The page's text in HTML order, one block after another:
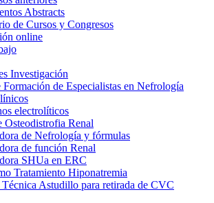
Abstracts
de Cursos y Congresos
online
Investigación
Formación de Especialistas en Nefrología
electrolíticos
Osteodistrofia Renal
de Nefrología y fórmulas
de función Renal
SHUa en ERC
Tratamiento Hiponatremia
Astudillo para retirada de CVC